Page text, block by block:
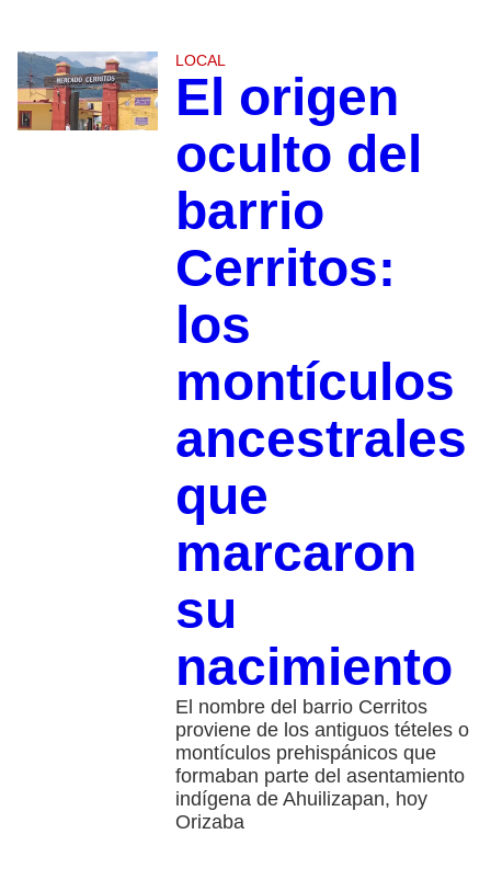
LOCAL
El origen
oculto del
barrio
Cerritos:
los
montículos
ancestrales
que
marcaron
su
nacimiento
El nombre del barrio Cerritos
proviene de los antiguos tételes o
montículos prehispánicos que
formaban parte del asentamiento
indígena de Ahuilizapan, hoy
Orizaba